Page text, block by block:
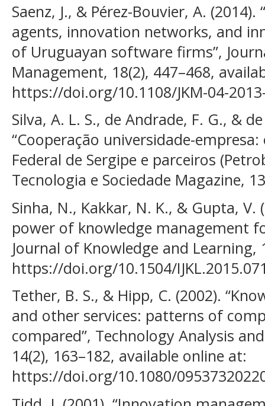
Saenz, J., & Pérez-Bouvier, A.
agents, innovation networks, and
of Uruguayan software firms”,
Management, 18(2), 447–468,
https://doi.org/10.1108/JKM-04-
Silva, A. L. S., de Andrade, F. G., &
“Cooperação universidade-
Federal de Sergipe e parceiros
Tecnologia e Sociedade Magazine,
Sinha, N., Kakkar, N. K., & Gupta, V.
power of knowledge management
Journal of Knowledge and Learning,
https://doi.org/10.1504/
Tether, B. S., & Hipp, C. (2002).
and other services: patterns of
compared”, Technology Analysis
14(2), 163–182, available online at:
https://doi.org/10.1080/